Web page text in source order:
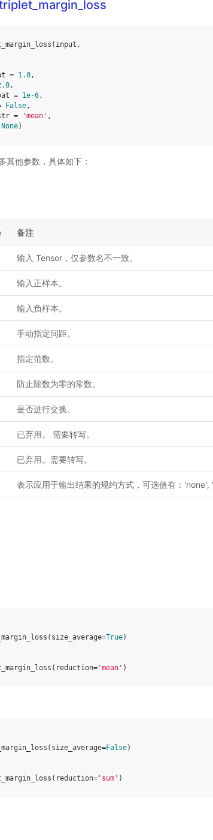
( input ,
= 1.0,
,
= 1e-6,
False,
= 'mean' ,
None)
他参数，具体如下：
备注
输入 Tensor，仅参数名不一致。
输入正样本。
输入负样本。
手动指定间距。
指定范数。
防止除数为零的常数。
是否进行交换。
已弃用。 需要转写。
已弃用。需要转写。
表示应用于输出结果的规约方式，可选值有：'none',
( size_average=True)
( reduction= 'mean' )
( size_average=False)
( reduction= 'sum' )